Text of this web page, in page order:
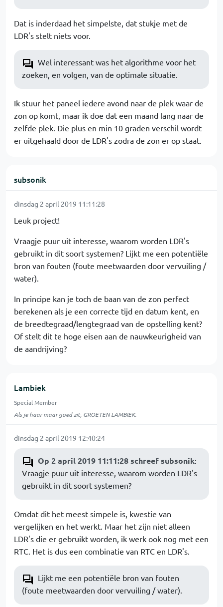
Dat is inderdaad het simpelste, dat stukje met de
LDR's stelt niets voor.
Wel interessant was het algorithme voor het
zoeken, en volgen, van de optimale situatie.
Ik stuur het paneel iedere avond naar de plek waar de
zon op komt, maar ik doe dat een maand lang naar de
zelfde plek. Die plus en min 10 graden verschil wordt
er uitgehaald door de LDR's zodra de zon er op staat.
subsonik
dinsdag 2 april 2019 11:11:28
Leuk project!
Vraagje puur uit interesse, waarom worden LDR's
gebruikt in dit soort systemen? Lijkt me een potentiële
bron van fouten (foute meetwaarden door vervuiling /
water).
In principe kan je toch de baan van de zon perfect
berekenen als je een correcte tijd en datum kent, en
de breedtegraad/lengtegraad van de opstelling kent?
Of stelt dit te hoge eisen aan de nauwkeurigheid van
de aandrijving?
Lambiek
Special Member
Als je haar maar goed zit, GROETEN LAMBIEK.
dinsdag 2 april 2019 12:40:24
Op 2 april 2019 11:11:28 schreef subsonik:
Vraagje puur uit interesse, waarom worden LDR's
gebruikt in dit soort systemen?
Omdat dit het meest simpele is, kwestie van
vergelijken en het werkt. Maar het zijn niet alleen
LDR's die er gebruikt worden, ik werk ook nog met een
RTC. Het is dus een combinatie van RTC en LDR's.
Lijkt me een potentiële bron van fouten
(foute meetwaarden door vervuiling / water).